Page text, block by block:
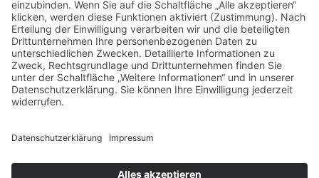
Information
Unsere weiteren Shops